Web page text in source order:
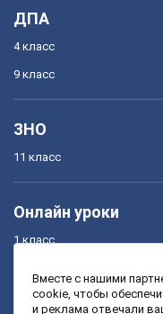
ДПА
4 класс
9 класс
ЗНО
11 класс
Онлайн уроки
1 класс
3 класс
Вместе с нашими
cookie, чтобы
и реклама отвечали